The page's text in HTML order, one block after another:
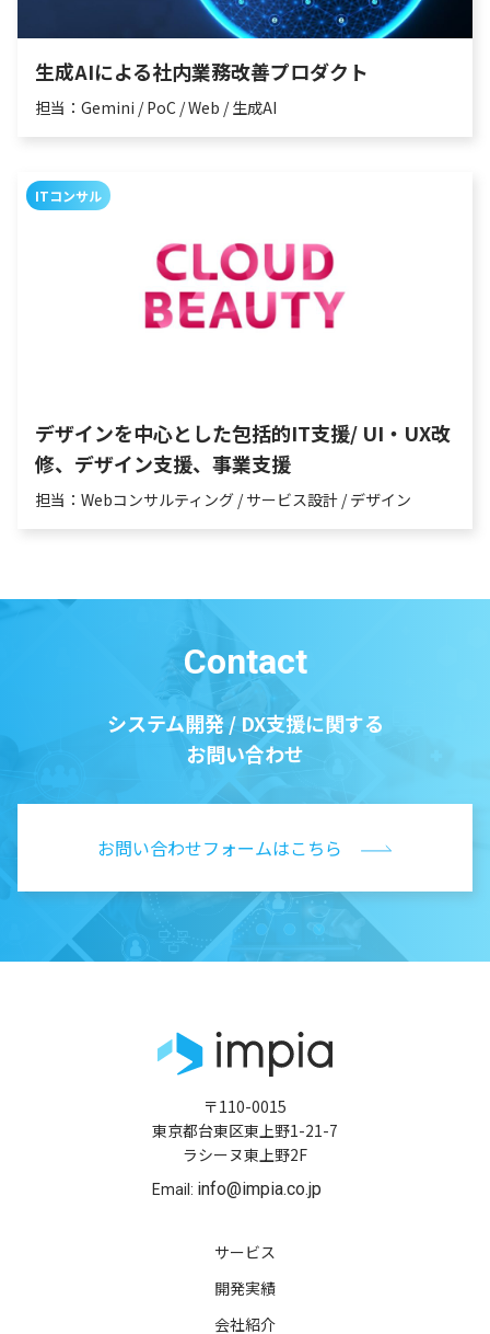
生成AIによる社内業務改善プロダクト
担当：Gemini / PoC / Web / 生成AI
ITコンサル
デザインを中心とした包括的IT支援/ UI・UX改
修、デザイン支援、事業支援
担当：Webコンサルティング / サービス設計 / デザイン
Contact
システム開発 / DX支援に関する
お問い合わせ
お問い合わせフォームはこちら
〒110-0015
東京都台東区東上野1-21-7
ラシーヌ東上野2F
Email: info@impia.co.jp
サービス
開発実績
会社紹介